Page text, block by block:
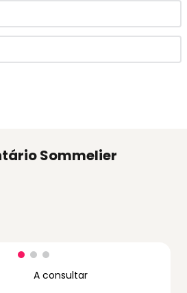
A consultar
Sommelier